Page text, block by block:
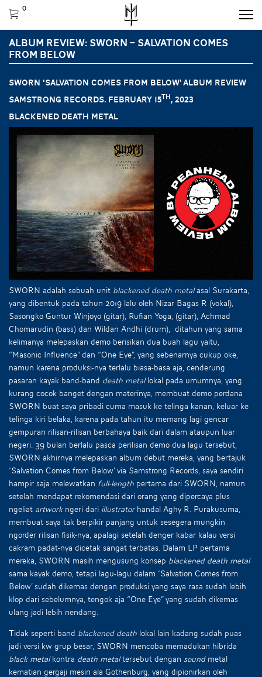
0
ALBUM REVIEW: SWORN – SALVATION COMES
FROM BELOW
SWORN ‘Salvation Comes from Below’ ALBUM REVIEW
Samstrong Records. February 15 th, 2023
Blackened death metal
SWORN adalah sebuah unit blackened death metalasal Surakarta,
yang dibentuk pada tahun 2019 lalu oleh Nizar Bagas R (vokal),
Sasongko Guntur Winjoyo (gitar), Rufian Yoga, (gitar), Achmad
Chomarudin (bass) dan Wildan Andhi (drum), ditahun yang sama
kelimanya melepaskan demo berisikan dua buah lagu yaitu,
“Masonic Influence” dan “One Eye”, yang sebenarnya cukup oke,
namun karena produksi-nya terlalu biasa-basa aja, cenderung
pasaran kayak band-band death metallokal pada umumnya, yang
kurang cocok banget dengan materinya, membuat demo perdana
SWORN buat saya pribadi cuma masuk ke telinga kanan, keluar ke
telinga kiri belaka, karena pada tahun itu memang lagi gencar
gempuran rilisan-rilisan berbahaya baik dari dalam ataupun luar
negeri. 39 bulan berlalu pasca perilisan demo dua lagu tersebut,
SWORN akhirnya melepaskan album debut mereka, yang bertajuk
‘Salvation Comes from Below’ via Samstrong Records, saya sendiri
hampir saja melewatkan full-length pertama dari SWORN, namun
setelah mendapat rekomendasi dari orang yang dipercaya plus
ngeliat artworkngeri dari illustratorhandal Aghy R. Purakusuma,
membuat saya tak berpikir panjang untuk sesegera mungkin
ngorder rilisan fisik-nya, apalagi setelah denger kabar kalau versi
cakram padat-nya dicetak sangat terbatas. Dalam LP pertama
mereka, SWORN masih mengusung konsep blackened death metal
sama kayak demo, tetapi lagu-lagu dalam ‘Salvation Comes from
Below’ sudah dikemas dengan produksi yang saya rasa sudah lebih
klop dari sebelumnya, tengok aja “One Eye” yang sudah dikemas
ulang jadi lebih nendang.
Tidak seperti band blackened death lokal lain kadang sudah puas
jadi versi kw grup besar, SWORN mencoba memadukan hibrida
black metalkontra death metaltersebut dengan soundmetal
kematian gergaji mesin ala Gothenburg, yang dipionirkan oleh